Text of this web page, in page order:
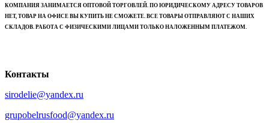
КОМПАНИЯ ЗАНИМАЕТСЯ ОПТОВОЙ ТОРГОВЛЕЙ. ПО ЮРИДИЧЕСКОМУ АДРЕСУ ТОВАРОВ
НЕТ, ТОВАР НА ОФИСЕ ВЫ КУПИТЬ НЕ СМОЖЕТЕ. ВСЕ ТОВАРЫ ОТПРАВЛЯЮТ С НАШИХ
СКЛАДОВ. РАБОТА С ФИЗИЧЕСКИМИ ЛИЦАМИ ТОЛЬКО НАЛОЖЕННЫМ ПЛАТЕЖОМ.
Контакты
sirodelie@yandex.ru
grupobelrusfood@yandex.ru